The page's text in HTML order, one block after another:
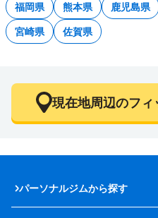
福岡県 熊本県 鹿児島県
宮崎県 佐賀県
現在地周辺のフ
パーソナルジムから探す